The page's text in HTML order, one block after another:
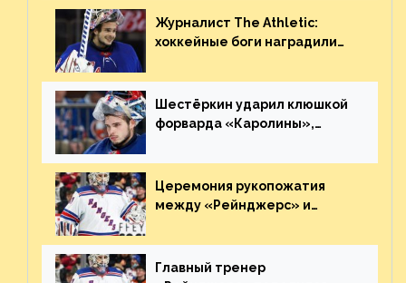
Журналист The Athletic:
хоккейные боги наградили
великолепную игру
Шестёркин ударил клюшкой
форварда «Каролины»,
пятаке. Видео
Церемония рукопожатия
между «Рейнджерс» и
матча плей-офф. Видео
Главный тренер